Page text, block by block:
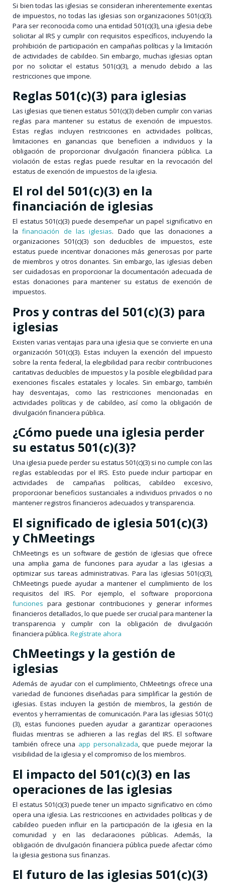
Si bien todas las iglesias se consideran inherentemente exentas
de impuestos, no todas las iglesias son organizaciones 501(c)(3).
Para ser reconocida como una entidad 501(c)(3), una iglesia debe
solicitar al IRS y cumplir con requisitos específicos, incluyendo la
prohibición de participación en campañas políticas y la limitación
de actividades de cabildeo. Sin embargo, muchas iglesias optan
por no solicitar el estatus 501(c)(3), a menudo debido a las
restricciones que impone.
Reglas 501(c)(3) para iglesias
Las iglesias que tienen estatus 501(c)(3) deben cumplir con varias
reglas para mantener su estatus de exención de impuestos.
Estas reglas incluyen restricciones en actividades políticas,
limitaciones en ganancias que beneficien a individuos y la
obligación de proporcionar divulgación financiera pública. La
violación de estas reglas puede resultar en la revocación del
estatus de exención de impuestos de la iglesia.
El rol del 501(c)(3) en la
financiación de iglesias
El estatus 501(c)(3) puede desempeñar un papel significativo en
lafinanciación de las iglesias. Dado que las donaciones a
organizaciones 501(c)(3) son deducibles de impuestos, este
estatus puede incentivar donaciones más generosas por parte
de miembros y otros donantes. Sin embargo, las iglesias deben
ser cuidadosas en proporcionar la documentación adecuada de
estas donaciones para mantener su estatus de exención de
impuestos.
Pros y contras del 501(c)(3) para
iglesias
Existen varias ventajas para una iglesia que se convierte en una
organización 501(c)(3). Estas incluyen la exención del impuesto
sobre la renta federal, la elegibilidad para recibir contribuciones
caritativas deducibles de impuestos y la posible elegibilidad para
exenciones fiscales estatales y locales. Sin embargo, también
hay desventajas, como las restricciones mencionadas en
actividades políticas y de cabildeo, así como la obligación de
divulgación financiera pública.
¿Cómo puede una iglesia perder
su estatus 501(c)(3)?
Una iglesia puede perder su estatus 501(c)(3) si no cumple con las
reglas establecidas por el IRS. Esto puede incluir participar en
actividades de campañas políticas, cabildeo excesivo,
proporcionar beneficios sustanciales a individuos privados o no
mantener registros financieros adecuados y transparencia.
El significado de iglesia 501(c)(3)
y ChMeetings
ChMeetings es un software de gestión de iglesias que ofrece
una amplia gama de funciones para ayudar a las iglesias a
optimizar sus tareas administrativas. Para las iglesias 501(c)(3),
ChMeetings puede ayudar a mantener el cumplimiento de los
requisitos del IRS. Por ejemplo, el software proporciona
funciones para gestionar contribuciones y generar informes
financieros detallados, lo que puede ser crucial para mantener la
transparencia y cumplir con la obligación de divulgación
financiera pública. Regístrate ahora
ChMeetings y la gestión de
iglesias
Además de ayudar con el cumplimiento, ChMeetings ofrece una
variedad de funciones diseñadas para simplificar la gestión de
iglesias. Estas incluyen la gestión de miembros, la gestión de
eventos y herramientas de comunicación. Para las iglesias 501(c)
(3), estas funciones pueden ayudar a garantizar operaciones
fluidas mientras se adhieren a las reglas del IRS. El software
también ofrece una app personalizada, que puede mejorar la
visibilidad de la iglesia y el compromiso de los miembros.
El impacto del 501(c)(3) en las
operaciones de las iglesias
El estatus 501(c)(3) puede tener un impacto significativo en cómo
opera una iglesia. Las restricciones en actividades políticas y de
cabildeo pueden influir en la participación de la iglesia en la
comunidad y en las declaraciones públicas. Además, la
obligación de divulgación financiera pública puede afectar cómo
la iglesia gestiona sus finanzas.
El futuro de las iglesias 501(c)(3)